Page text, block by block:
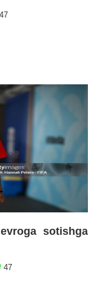
47
sotishga
47